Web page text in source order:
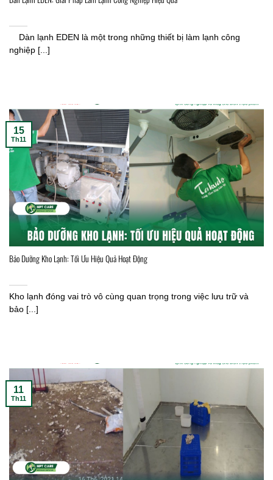
Dàn lạnh EDEN là một trong những thiết bị làm lạnh công
nghiệp [...]
Bảo Dưỡng Kho Lạnh: Tối Ưu Hiệu Quả Hoạt Động
Kho lạnh đóng vai trò vô cùng quan trọng trong việc lưu trữ và
bảo [...]
15
Th11
11
Th11